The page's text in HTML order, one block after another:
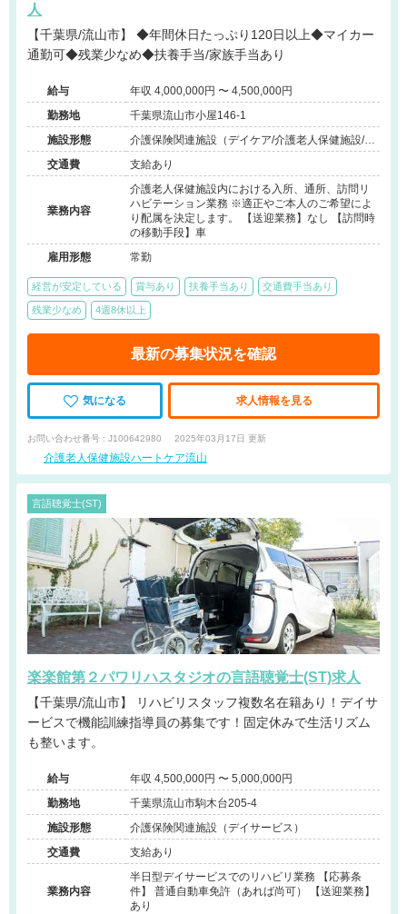
人
【千葉県/流山市】 ◆年間休日たっぷり120日以上◆マイカー
通勤可◆残業少なめ◆扶養手当/家族手当あり
給与
年収 4,000,000円 〜 4,500,000円
勤務地
千葉県流山市小屋146-1
施設形態
介護保険関連施設（デイケア/介護老人保健施設/シ
ョートステイ/訪問看護・リハ）
交通費 支給あり
業務内容
介護老人保健施設内における入所、通所、訪問リ
ハビテーション業務 ※適正やご本人のご希望によ
り配属を決定します。 【送迎業務】なし 【訪問時
の移動手段】車
雇用形態
常勤
経営が安定している 賞与あり 扶養手当あり 交通費手当あり
残業少なめ 4週8休以上
最新の募集状況を確認
気になる 求人情報を見る
お問い合わせ番号 : J100642980 2025年03月17日 更新
介護老人保健施設ハートケア流山
言語聴覚士(ST)
楽楽館第２パワリハスタジオの言語聴覚士(ST)求人
【千葉県/流山市】 リハビリスタッフ複数名在籍あり！デイサ
ービスで機能訓練指導員の募集です！固定休みで生活リズム
も整います。
給与
年収 4,500,000円 〜 5,000,000円
勤務地
千葉県流山市駒木台205-4
施設形態
介護保険関連施設（デイサービス）
交通費
支給あり
業務内容
半日型デイサービスでのリハビリ業務 【応募条
件】 普通自動車免許（あれば尚可） 【送迎業務】
あり